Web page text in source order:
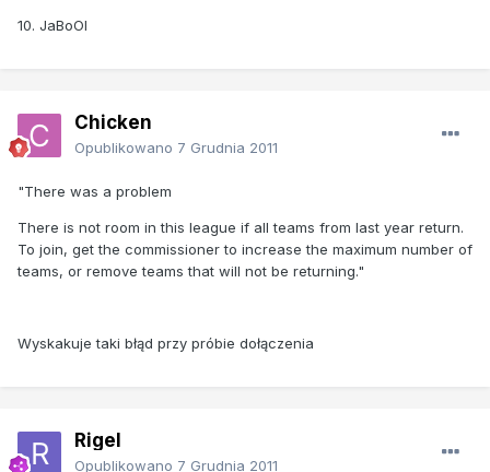
10. JaBoOl
Chicken
Opublikowano 7 Grudnia 2011
"There was a problem
There is not room in this league if all teams from last year return.
To join, get the commissioner to increase the maximum number of
teams, or remove teams that will not be returning."
Wyskakuje taki błąd przy próbie dołączenia
Rigel
Opublikowano 7 Grudnia 2011